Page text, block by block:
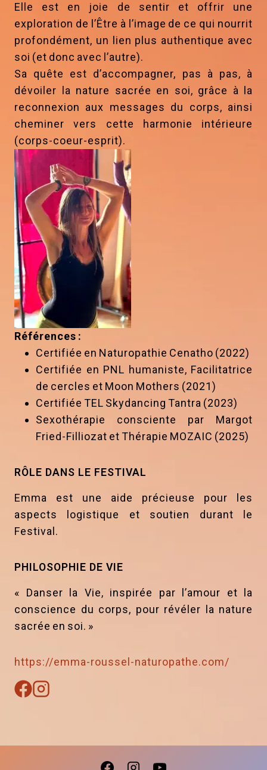
Elle est en joie de sentir et offrir une
exploration de l’Être à l’image de ce qui nourrit
profondément, un lien plus authentique avec
soi (et donc avec l’autre).
Sa quête est d’accompagner, pas à pas, à
dévoiler la nature sacrée en soi, grâce à la
reconnexion aux messages du corps, ainsi
cheminer vers cette harmonie intérieure
(corps-coeur-esprit).
Références :
Certifiée en Naturopathie Cenatho (2022)
Certifiée en PNL humaniste, Facilitatrice
de cercles et Moon Mothers (2021)
Certifiée TEL Skydancing Tantra (2023)
Sexothérapie consciente par Margot
Fried-Filliozat et Thérapie MOZAIC (2025)
RÔLE DANS LE FESTIVAL
Emma est une aide précieuse pour les
aspects logistique et soutien durant le
Festival.
PHILOSOPHIE DE VIE
« Danser la Vie, inspirée par l’amour et la
conscience du corps, pour révéler la nature
sacrée en soi. »
https://emma-roussel-naturopathe.com/